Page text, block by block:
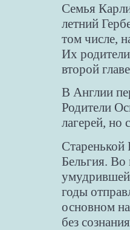
Семья
летний
том числе,
Их
второй
В Англии
Родители
лагерей, но
Старенькой
Бельгия. Во
годы
основном
без